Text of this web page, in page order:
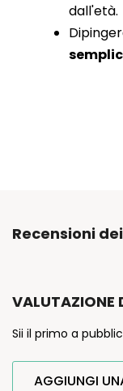
dall'età.
Recensioni
VALUTAZIONE
Sii il primo a
AGGIUNGI